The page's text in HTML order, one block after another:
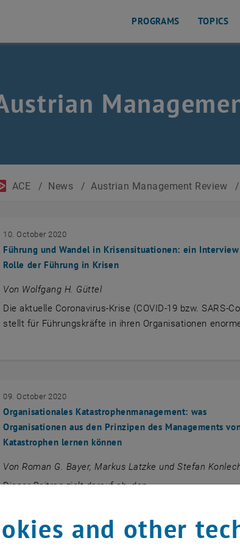
PROGRAMS TOPICS
ACE / News / Austrian Management Review /
Führung und Wandel in Krisensituationen: ein
Rolle der Führung in Krisen
10. October 2020
Von Wolfgang H. Güttel
Die aktuelle Coronavirus-Krise (COVID-19 bzw. SARS-
stellt für Führungskräfte in ihren Organisationen
Organisationales Katastrophenmanagement: was
Organisationen aus den Prinzipen des Managements
Katastrophen lernen können
09. October 2020
Von Roman G. Bayer, Markus Latzke und Stefan
Dieser Beitrag zielt darauf ab, den
and other